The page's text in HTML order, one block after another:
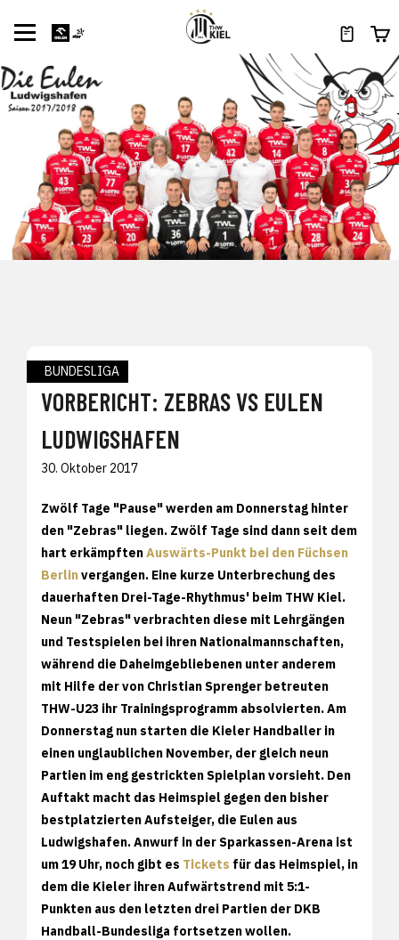
BUNDESLIGA
VORBERICHT: ZEBRAS VS EULEN
LUDWIGSHAFEN
30. Oktober 2017
Zwölf Tage "Pause" werden am Donnerstag hinter
den "Zebras" liegen. Zwölf Tage sind dann seit dem
hart erkämpftenAuswärts-Punkt bei den Füchsen
Berlinvergangen. Eine kurze Unterbrechung des
dauerhaften Drei-Tage-Rhythmus' beim THW Kiel.
Neun "Zebras" verbrachten diese mit Lehrgängen
und Testspielen bei ihren Nationalmannschaften,
während die Daheimgebliebenen unter anderem
mit Hilfe der von Christian Sprenger betreuten
THW-U23 ihr Trainingsprogramm absolvierten. Am
Donnerstag nun starten die Kieler Handballer in
einen unglaublichen November, der gleich neun
Partien im eng gestrickten Spielplan vorsieht. Den
Auftakt macht das Heimspiel gegen den bisher
bestplatzierten Aufsteiger, die Eulen aus
Ludwigshafen. Anwurf in der Sparkassen-Arena ist
um 19 Uhr, noch gibt es Tickets für das Heimspiel, in
dem die Kieler ihren Aufwärtstrend mit 5:1-
Punkten aus den letzten drei Partien der DKB
Handball-Bundesliga fortsetzen wollen.